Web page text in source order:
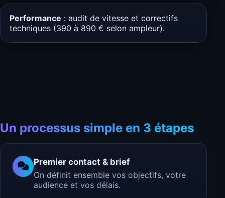
Performance : audit de vitesse et correctifs
techniques (390 à 890 € selon ampleur).
Un processus simple en 3 étapes
Premier contact & brief
On définit ensemble vos objectifs, votre
audience et vos délais.